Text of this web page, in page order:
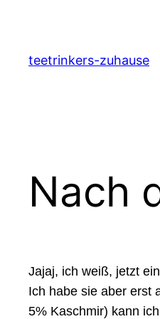
springen
teetrinkers-zuhause
Nach
Jajaj, ich weiß, jetzt
Ich habe sie aber erst
5% Kaschmir) kann